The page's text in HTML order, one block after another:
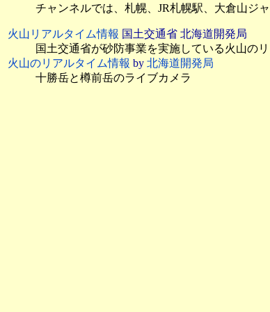
チャンネルでは、札幌、JR札幌駅、大倉山ジ
火山リアルタイム情報 国土交通省 北海道開発局
国土交通省が砂防事業を実施している火山の
火山のリアルタイム情報 by 北海道開発局
十勝岳と樽前岳のライブカメラ